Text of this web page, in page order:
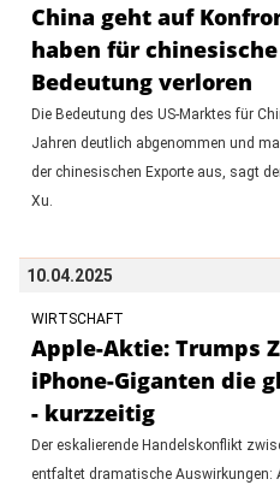
China geht auf
haben für
Bedeutung verloren
Die Bedeutung des US-Marktes für
Jahren deutlich abgenommen und
der chinesischen Exporte aus, sagt
Xu.
10.04.2025
WIRTSCHAFT
Apple-Aktie: Trumps
iPhone-Giganten die
- kurzzeitig
Der eskalierende Handelskonflikt
entfaltet dramatische Auswirkungen: